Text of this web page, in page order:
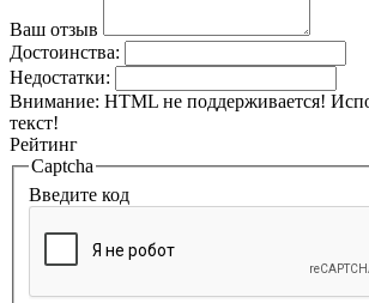
Ваш отзыв
Достоинства:
Недостатки:
Внимание: HTML не поддерживается!
текст!
Рейтинг
Captcha
Введите код